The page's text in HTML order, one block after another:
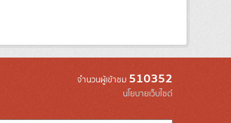
จำนวนผู้เข้าชม 510352
นโยบายเว็บไซต์